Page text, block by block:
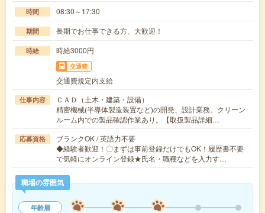
時間 08:30～17:30
期間 長期でお仕事できる方、大歓迎！
時給 時給3000円
交通費
交通費規定内支給
仕事内容
ＣＡＤ（土木・建築・設備）
精密機械(半導体製造装置など)の開発、設計業務。クリーン
ルーム内での製品確認作業あり。【取扱製品詳細…
応募資格
ブランクOK / 英語力不要
◆経験者歓迎！〇まずは事前登録だけでもOK！履歴書不要
で気軽にオンライン登録★氏名・職種などを入力す…
職場の雰囲気
年齢層